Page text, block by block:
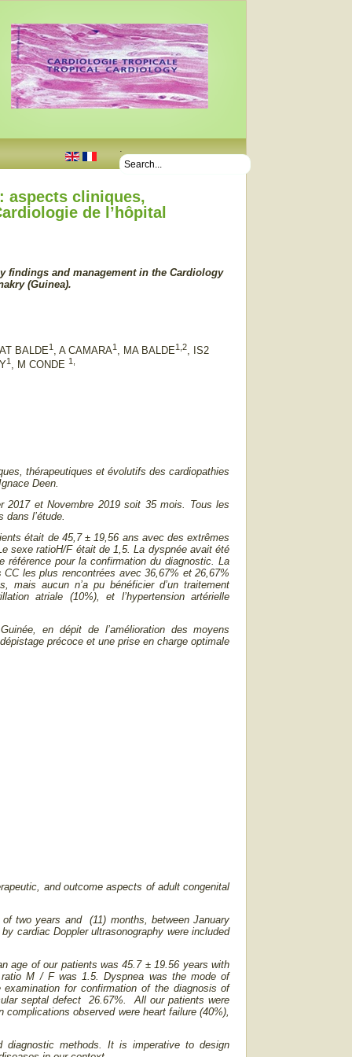
.
aspects cliniques,
de l’hôpital
findings and management in the Cardiology
(Guinea).
BALDE1 , A CAMARA1 , MA BALDE1,2, IS2
1 , M CONDE 1,
thérapeutiques et évolutifs des cardiopathies
Deen.
et Novembre 2019 soit 35 mois. Tous les
l’étude.
était de 45,7 ± 19,56 ans avec des extrêmes
sexe ratioH/F était de 1,5. La dyspnée avait été
référence pour la confirmation du diagnostic. La
les plus rencontrées avec 36,67% et 26,67%
aucun n’a pu bénéficier d’un traitement
atriale (10%), et l’hypertension artérielle
en dépit de l’amélioration des moyens
précoce et une prise en charge optimale
and outcome aspects of adult congenital
two years and (11) months, between January
cardiac Doppler ultrasonography were included
age of our patients was 45.7 ± 19.56 years with
M / F was 1.5. Dyspnea was the mode of
for confirmation of the diagnosis of
septal defect 26.67%. All our patients were
observed were heart failure (40%),
diagnostic methods. It is imperative to design